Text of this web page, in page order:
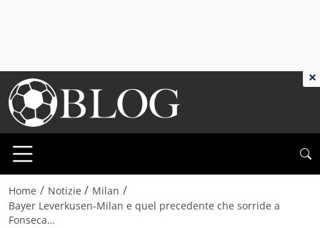
Home / Notizie / Milan /
Bayer Leverkusen-Milan e quel precedente che sorride a
Fonseca…
×